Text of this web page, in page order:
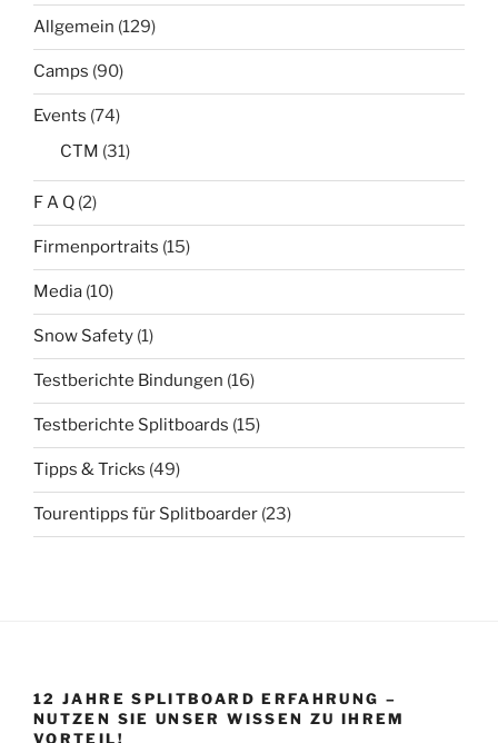
Allgemein (129)
Camps (90)
Events (74)
CTM (31)
F A Q (2)
Firmenportraits (15)
Media (10)
Snow Safety (1)
Testberichte Bindungen (16)
Testberichte Splitboards (15)
Tipps & Tricks (49)
Tourentipps für Splitboarder (23)
12 JAHRE SPLITBOARD ERFAHRUNG –
NUTZEN SIE UNSER WISSEN ZU IHREM
VORTEIL!